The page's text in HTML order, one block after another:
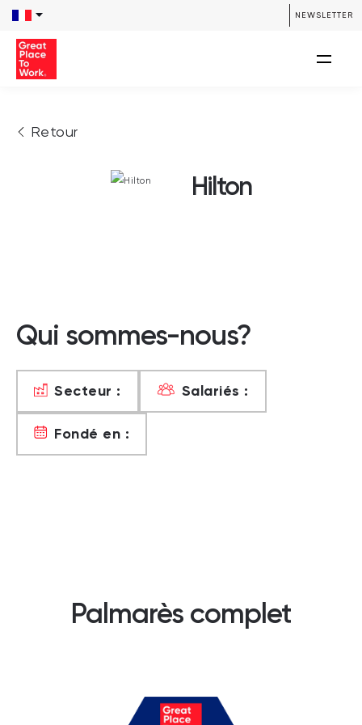
NEWSLETTER
Retour
Hilton
Qui sommes-nous?
Secteur : Salariés :
Fondé en :
Palmarès complet